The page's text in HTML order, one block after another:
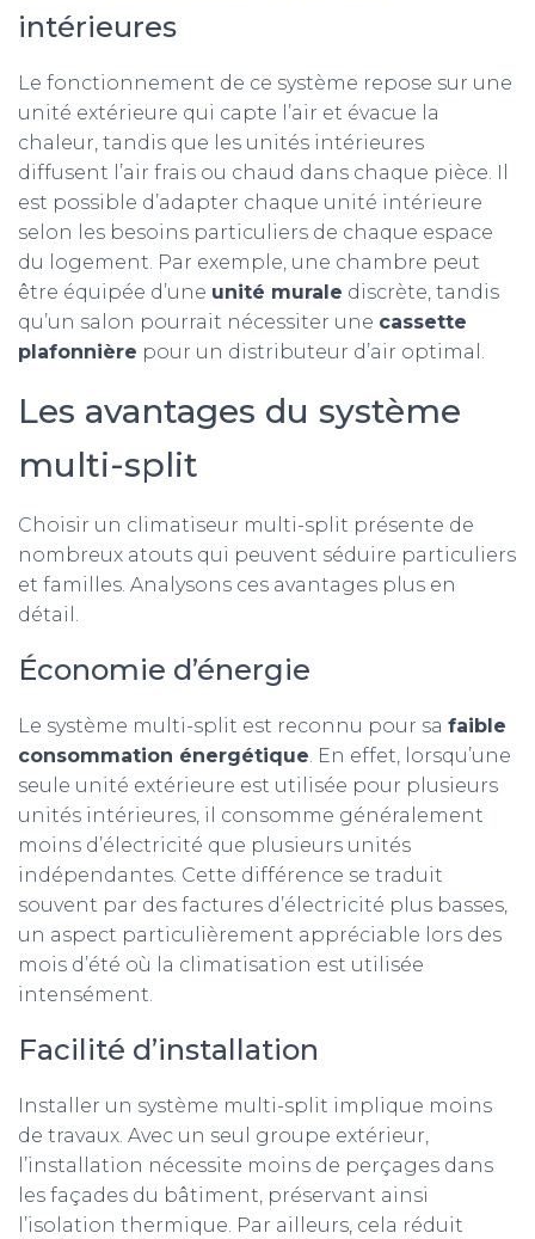
intérieures
Le fonctionnement de ce système repose sur une
unité extérieure qui capte l’air et évacue la
chaleur, tandis que les unités intérieures
diffusent l’air frais ou chaud dans chaque pièce. Il
est possible d’adapter chaque unité intérieure
selon les besoins particuliers de chaque espace
du logement. Par exemple, une chambre peut
être équipée d’une unité murale discrète, tandis
qu’un salon pourrait nécessiter une cassette
plafonnière pour un distributeur d’air optimal.
Les avantages du système
multi-split
Choisir un climatiseur multi-split présente de
nombreux atouts qui peuvent séduire particuliers
et familles. Analysons ces avantages plus en
détail.
Économie d’énergie
Le système multi-split est reconnu pour sa faible
consommation énergétique. En effet, lorsqu’une
seule unité extérieure est utilisée pour plusieurs
unités intérieures, il consomme généralement
moins d’électricité que plusieurs unités
indépendantes. Cette différence se traduit
souvent par des factures d’électricité plus basses,
un aspect particulièrement appréciable lors des
mois d’été où la climatisation est utilisée
intensément.
Facilité d’installation
Installer un système multi-split implique moins
de travaux. Avec un seul groupe extérieur,
l’installation nécessite moins de perçages dans
les façades du bâtiment, préservant ainsi
l’isolation thermique. Par ailleurs, cela réduit